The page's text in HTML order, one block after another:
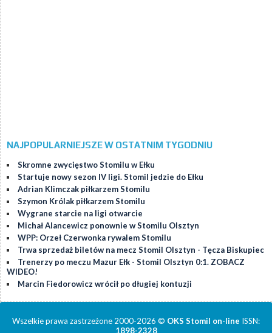
NAJPOPULARNIEJSZE W OSTATNIM TYGODNIU
Skromne zwycięstwo Stomilu w Ełku
Startuje nowy sezon IV ligi. Stomil jedzie do Ełku
Adrian Klimczak piłkarzem Stomilu
Szymon Królak piłkarzem Stomilu
Wygrane starcie na ligi otwarcie
Michał Alancewicz ponownie w Stomilu Olsztyn
WPP: Orzeł Czerwonka rywalem Stomilu
Trwa sprzedaż biletów na mecz Stomil Olsztyn - Tęcza Biskupiec
Trenerzy po meczu Mazur Ełk - Stomil Olsztyn 0:1. ZOBACZ
WIDEO!
Marcin Fiedorowicz wrócił po długiej kontuzji
Wszelkie prawa zastrzeżone 2000-2026 © OKS Stomil on-line ISSN:
1898-2328